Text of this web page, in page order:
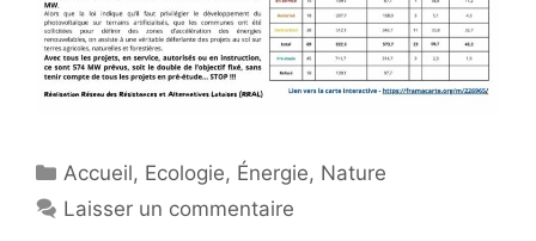
Catégories
Accueil, Ecologie, Énergie, Nature
Laisser un commentaire